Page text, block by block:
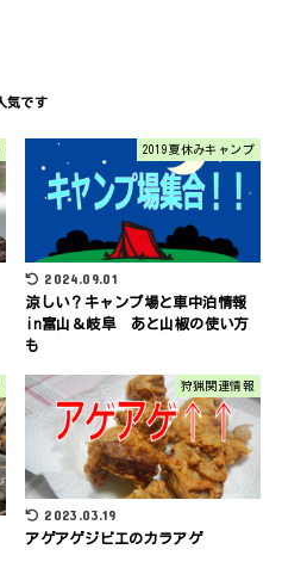
2019夏休みキャンプ
2024.09.01
涼しい？キャンプ場と車中泊情報
in富山＆岐阜 あと山椒の使い方
も
狩猟関連情報
2023.03.19
アゲアゲジビエのカラアゲ